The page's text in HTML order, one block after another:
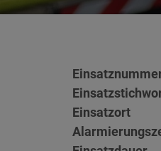
Einsatzort